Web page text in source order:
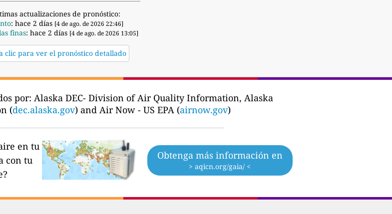
actualizaciones de pronóstico:
: hace 2 días [4 de ago. de 2026 22:46]
finas: hace 2 días [4 de ago. de 2026 13:05]
clic para ver el pronóstico detallado
por: Alaska DEC- Division of Air Quality Information, Alaska
(dec.alaska.gov) and Air Now - US EPA (airnow.gov)
en tu
con tu
Obtenga más información en
> aqicn.org/gaia/ <